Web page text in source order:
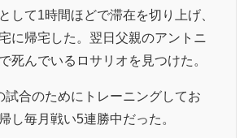
して1時間ほどで滞在を切り上げ、
に帰宅した。翌日父親のアントニ
死んでいるロサリオを見つけた。
試合のためにトレーニングしてお
し毎月戦い5連勝中だった。